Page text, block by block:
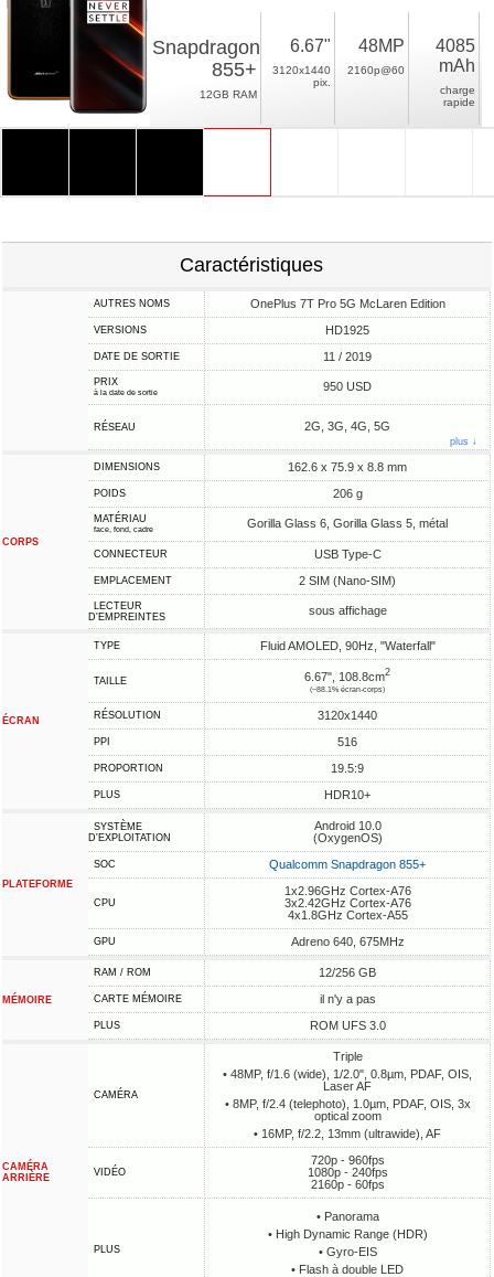
Snapdragon
855+
12GB RAM
6.67"
3120x1440
pix.
48MP
2160p@60
4085
mAh
charge
rapide
Caractéristiques
AUTRES NOMS OnePlus 7T Pro 5G McLaren Edition
VERSIONS HD1925
DATE DE SORTIE 11 / 2019
PRIX
à la date de sortie 950 USD
RÉSEAU 2G, 3G, 4G, 5G
plus ↓
CORPS
DIMENSIONS 162.6 x 75.9 x 8.8 mm
POIDS 206 g
MATÉRIAU
face, fond, cadre Gorilla Glass 6, Gorilla Glass 5, métal
CONNECTEUR USB Type-C
EMPLACEMENT 2 SIM (Nano-SIM)
LECTEUR
D'EMPREINTES
sous affichage
ÉCRAN
TYPE Fluid AMOLED, 90Hz, "Waterfall"
TAILLE 6.67", 108.8cm2
(~88.1% écran-corps)
RÉSOLUTION 3120x1440
PPI 516
PROPORTION 19.5:9
PLUS HDR10+
PLATEFORME
SYSTÈME
D'EXPLOITATION
Android 10.0
(OxygenOS)
SOC Qualcomm Snapdragon 855+
CPU
1x2.96GHz Cortex-A76
3x2.42GHz Cortex-A76
4x1.8GHz Cortex-A55
GPU Adreno 640, 675MHz
MÉMOIRE
RAM / ROM 12/256 GB
CARTE MÉMOIRE il n'y a pas
PLUS ROM UFS 3.0
CAMÉRA
ARRIÈRE
CAMÉRA
Triple
• 48MP, f/1.6 (wide), 1/2.0", 0.8µm, PDAF, OIS,
Laser AF
• 8MP, f/2.4 (telephoto), 1.0µm, PDAF, OIS, 3x
optical zoom
• 16MP, f/2.2, 13mm (ultrawide), AF
VIDÉO
720p - 960fps
1080p - 240fps
2160p - 60fps
PLUS
• Panorama
• High Dynamic Range (HDR)
• Gyro-EIS
• Flash à double LED